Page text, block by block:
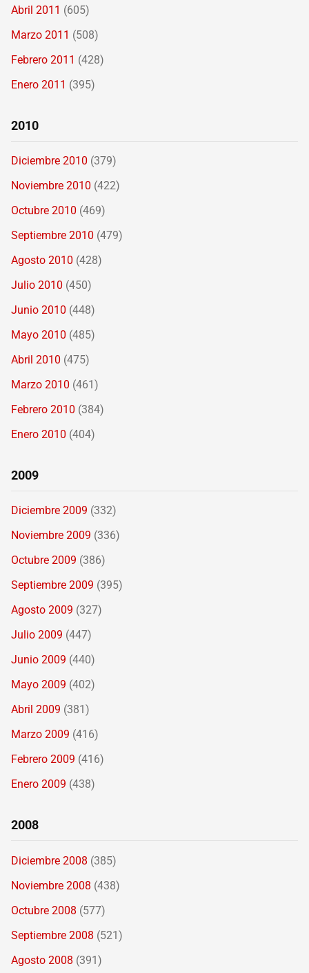
Abril 2011 (605)
Marzo 2011 (508)
Febrero 2011 (428)
Enero 2011 (395)
2010
Diciembre 2010 (379)
Noviembre 2010 (422)
Octubre 2010 (469)
Septiembre 2010 (479)
Agosto 2010 (428)
Julio 2010 (450)
Junio 2010 (448)
Mayo 2010 (485)
Abril 2010 (475)
Marzo 2010 (461)
Febrero 2010 (384)
Enero 2010 (404)
2009
Diciembre 2009 (332)
Noviembre 2009 (336)
Octubre 2009 (386)
Septiembre 2009 (395)
Agosto 2009 (327)
Julio 2009 (447)
Junio 2009 (440)
Mayo 2009 (402)
Abril 2009 (381)
Marzo 2009 (416)
Febrero 2009 (416)
Enero 2009 (438)
2008
Diciembre 2008 (385)
Noviembre 2008 (438)
Octubre 2008 (577)
Septiembre 2008 (521)
Agosto 2008 (391)